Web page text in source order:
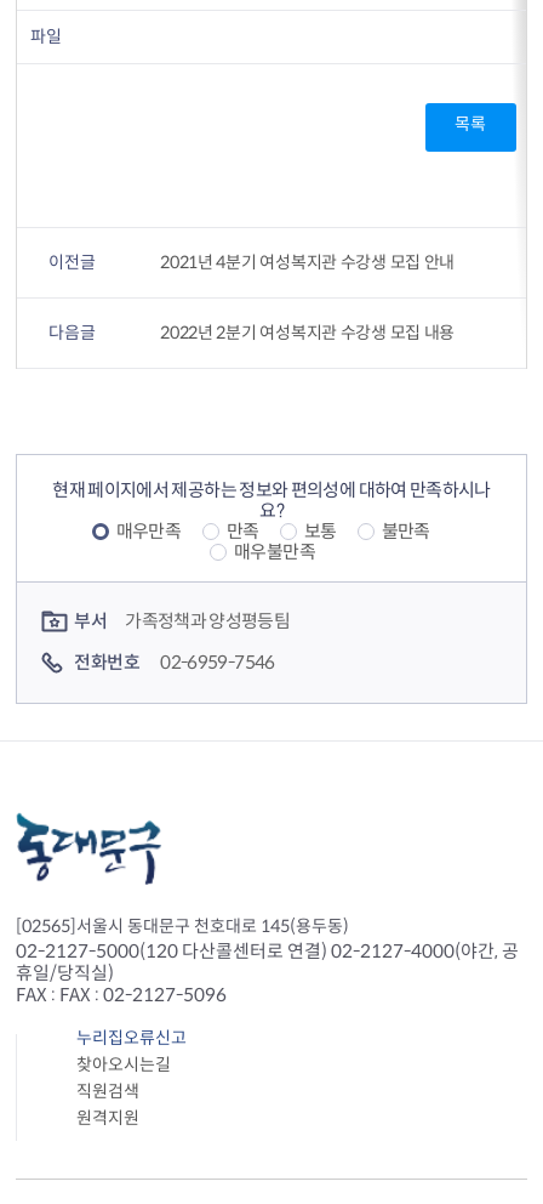
파일
목록
이전글 2021년 4분기 여성복지관 수강생 모집 안내
다음글 2022년 2분기 여성복지관 수강생 모집 내용
현재 페이지에서 제공하는 정보와 편의성에 대하여 만족하시나
요?
매우만족
만족 보통
불만족
매우불만족
부서
가족정책과 양성평등팀
전화번호
02-6959-7546
[02565]서울시 동대문구 천호대로 145(용두동)
02-2127-5000(120 다산콜센터로 연결) 02-2127-4000(야간, 공
휴일/당직실)
FAX : FAX : 02-2127-5096
누리집오류신고
찾아오시는길
직원검색
원격지원